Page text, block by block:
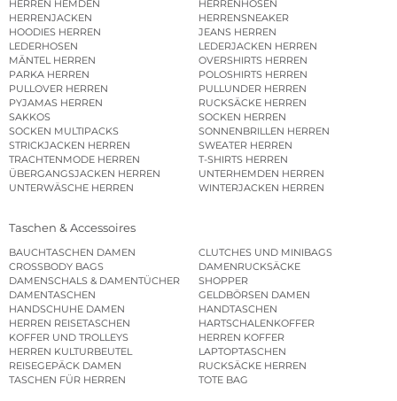
HERREN HEMDEN
HERRENHOSEN
HERRENJACKEN
HERRENSNEAKER
HOODIES HERREN
JEANS HERREN
LEDERHOSEN
LEDERJACKEN HERREN
MÄNTEL HERREN
OVERSHIRTS HERREN
PARKA HERREN
POLOSHIRTS HERREN
PULLOVER HERREN
PULLUNDER HERREN
PYJAMAS HERREN
RUCKSÄCKE HERREN
SAKKOS
SOCKEN HERREN
SOCKEN MULTIPACKS
SONNENBRILLEN HERREN
STRICKJACKEN HERREN
SWEATER HERREN
TRACHTENMODE HERREN
T-SHIRTS HERREN
ÜBERGANGSJACKEN HERREN
UNTERHEMDEN HERREN
UNTERWÄSCHE HERREN
WINTERJACKEN HERREN
Taschen & Accessoires
BAUCHTASCHEN DAMEN
CLUTCHES UND MINIBAGS
CROSSBODY BAGS
DAMENRUCKSÄCKE
DAMENSCHALS & DAMENTÜCHER
SHOPPER
DAMENTASCHEN
GELDBÖRSEN DAMEN
HANDSCHUHE DAMEN
HANDTASCHEN
HERREN REISETASCHEN
HARTSCHALENKOFFER
KOFFER UND TROLLEYS
HERREN KOFFER
HERREN KULTURBEUTEL
LAPTOPTASCHEN
REISEGEPÄCK DAMEN
RUCKSÄCKE HERREN
TASCHEN FÜR HERREN
TOTE BAG